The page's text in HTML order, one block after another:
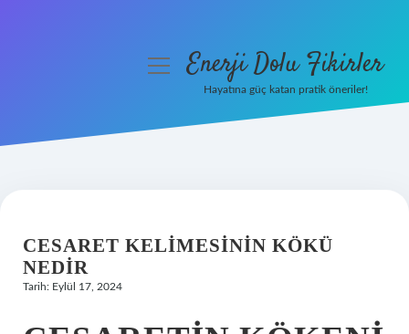
Hakkımızda
menüyüEnerji Dolu Fikirler
Hayatına güç katan pratik öneriler!
CESARET KELIMESININ KÖKÜ
NEDIR
Tarih: Eylül 17, 2024